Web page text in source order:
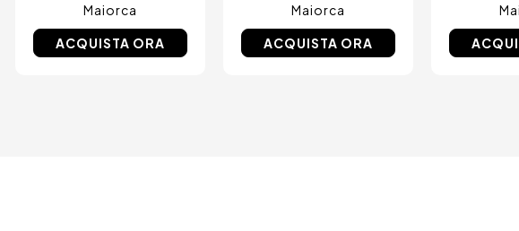
Maiorca
ACQUISTA ORA
Maiorca
ACQUISTA ORA